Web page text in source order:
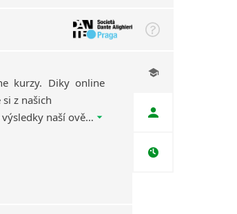
kurzy. Diky online
z našich
kvalifikovaných lektorů a zažijte skvělé výsledky naší ověřené výukové metody, díky které se naučíte jazyk efektivně, rychle a zábavnou formou.